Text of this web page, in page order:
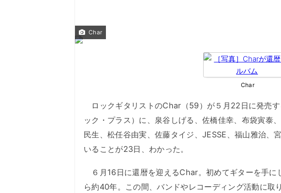
Char
Char
ロックギタリストのChar（59）が５月22日に発売す
ック・プラス）に、泉谷しげる、佐橋佳幸、布袋寅泰
民生、松任谷由実、佐藤タイジ、JESSE、福山雅治、
いることが23日、わかった。
６月16日に還暦を迎えるChar。初めてギターを手に
ら約40年。この間、バンドやレコーディング活動に取